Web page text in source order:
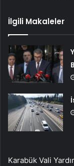
İlgili Makaleler
Karabük Vali